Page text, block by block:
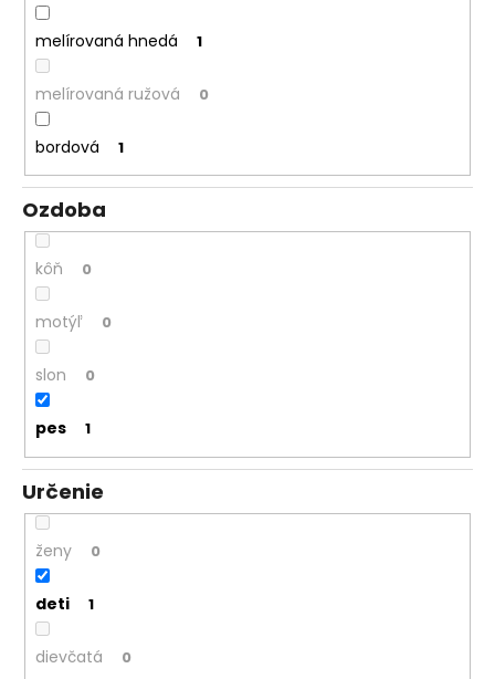
melírovaná hnedá 1
melírovaná ružová 0
bordová 1
Ozdoba
kôň 0
motýľ 0
slon 0
pes 1
Určenie
ženy 0
deti 1
dievčatá 0